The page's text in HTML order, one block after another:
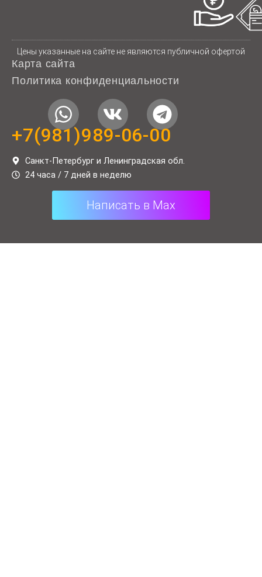
Цены указанные на сайте не являются публичной офертой
Карта сайта
Политика конфиденциальности
W
h
a
t
s
p
p
V
k
T
e
l
e
g
r
a
m
+7(981)989-06-00
Санкт-Петербург и Ленинградская обл.
24 часа / 7 дней в неделю
Написать в Max